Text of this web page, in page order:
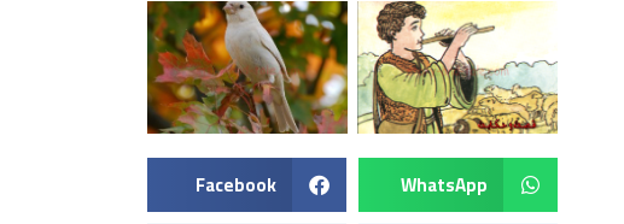
WhatsApp
Facebook